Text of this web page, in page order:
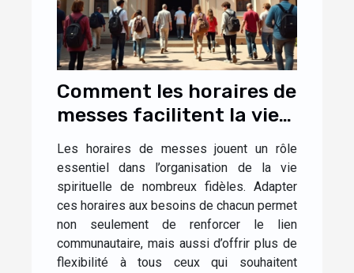
Comment les horaires de
messes facilitent la vie
des fidèles ?
Les horaires de messes jouent un rôle
essentiel dans l’organisation de la vie
spirituelle de nombreux fidèles. Adapter
ces horaires aux besoins de chacun permet
non seulement de renforcer le lien
communautaire, mais aussi d’offrir plus de
flexibilité à tous ceux qui souhaitent